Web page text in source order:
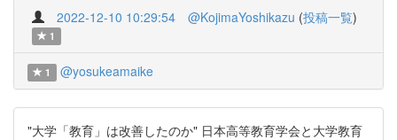
2022-12-10 10:29:54 @KojimaYoshikazu (投稿一覧)
1
1 @yosukeamaike
"大学「教育」は改善したのか" 日本高等教育学会と大学教育